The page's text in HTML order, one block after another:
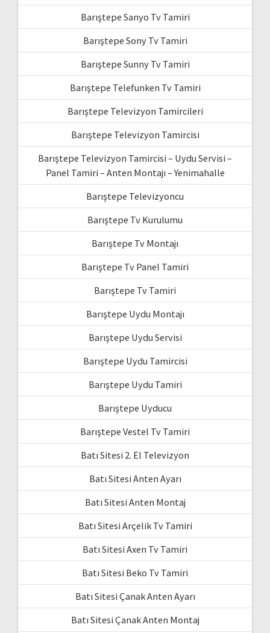
Barıştepe Sanyo Tv Tamiri
Barıştepe Sony Tv Tamiri
Barıştepe Sunny Tv Tamiri
Barıştepe Telefunken Tv Tamiri
Barıştepe Televizyon Tamircileri
Barıştepe Televizyon Tamircisi
Barıştepe Televizyon Tamircisi – Uydu Servisi –
Panel Tamiri – Anten Montajı – Yenimahalle
Barıştepe Televizyoncu
Barıştepe Tv Kurulumu
Barıştepe Tv Montajı
Barıştepe Tv Panel Tamiri
Barıştepe Tv Tamiri
Barıştepe Uydu Montajı
Barıştepe Uydu Servisi
Barıştepe Uydu Tamircisi
Barıştepe Uydu Tamiri
Barıştepe Uyducu
Barıştepe Vestel Tv Tamiri
Batı Sitesi 2. El Televizyon
Batı Sitesi Anten Ayarı
Batı Sitesi Anten Montaj
Batı Sitesi Arçelik Tv Tamiri
Batı Sitesi Axen Tv Tamiri
Batı Sitesi Beko Tv Tamiri
Batı Sitesi Çanak Anten Ayarı
Batı Sitesi Çanak Anten Montaj